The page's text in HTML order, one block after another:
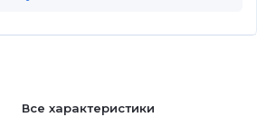
Все характеристики